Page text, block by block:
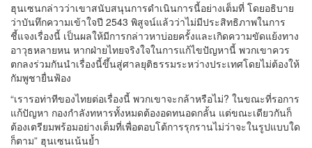
ฮุนเซนกล่าวว่าเขาสนับสนุนการดำเนินการนี้อย่างเต็มที่ โดยอธิบาย
ว่าบันทึกความเข้าใจปี 2543 พิสูจน์แล้วว่าไม่มีประสิทธิภาพในการ
ชี้แจงเรื่องนี้ เป็นผลให้มีการกล่าวหาบ่อยครั้งและเกิดความขัดแย้งทาง
อาวุธหลายหน หากฝ่ายไทยจริงใจในการแก้ไขปัญหานี้ พวกเขาควร
ตกลงร่วมกันนำเรื่องนี้ขึ้นสู่ศาลยุติธรรมระหว่างประเทศโดยไม่ต้องให้
กัมพูชายื่นฟ้อง
“เรารอท่าทีของไทยต่อเรื่องนี้ พวกเขาจะกล้าหรือไม่? ในขณะที่รอการ
แก้ปัญหา กองกำลังทหารทั้งหมดต้องอดทนอดกลั้น แต่ขณะเดียวกันก็
ต้องเตรียมพร้อมอย่างเต็มที่เพื่อตอบโต้การรุกรานไม่ว่าจะในรูปแบบใด
ก็ตาม” ฮุนเซนเน้นย้ำ